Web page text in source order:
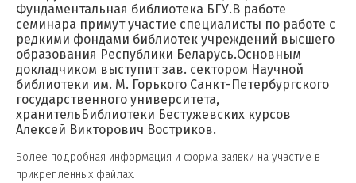
Фундаментальная библиотека БГУ.В работе
семинара примут участие специалисты по работе с
редкими фондами библиотек учреждений высшего
образования Республики Беларусь.Основным
докладчиком выступит зав. сектором Научной
библиотеки им. М. Горького Санкт-Петербургского
государственного университета,
хранительБиблиотеки Бестужевских курсов
Алексей Викторович Востриков.
Более подробная информация и форма заявки на участие в
прикрепленных файлах.